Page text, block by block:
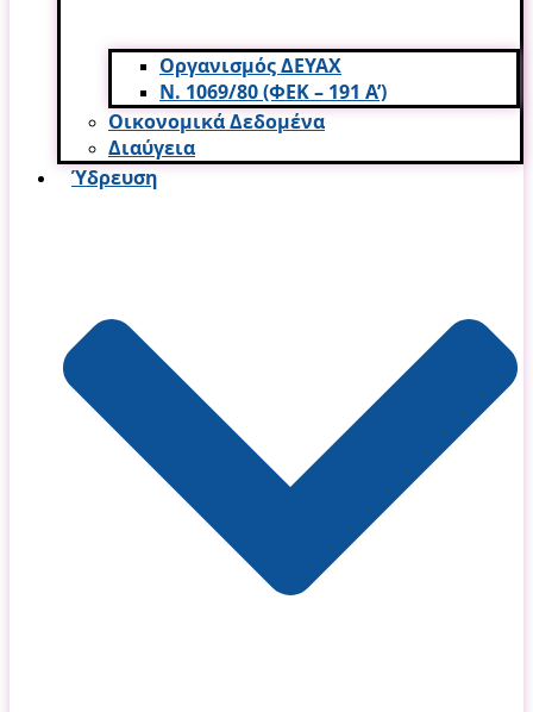
Οργανισμός ΔΕΥΑΧ
Ν. 1069/80 (ΦΕΚ – 191 Α’)
Οικονομικά Δεδομένα
Διαύγεια
Ύδρευση